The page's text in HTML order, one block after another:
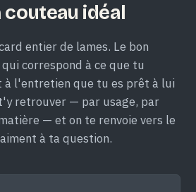
idéal
entier de lames. Le bon
correspond à ce que tu
à l'entretien que tu es prêt à lui
retrouver — par usage, par
— et on te renvoie vers le
à ta question.